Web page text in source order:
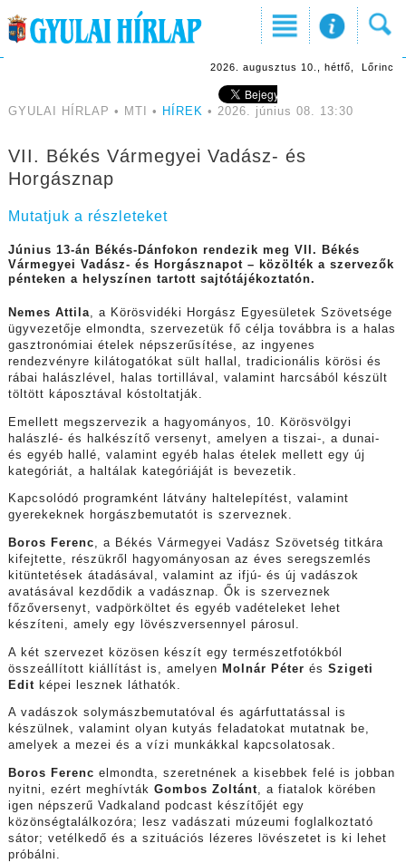
2026. augusztus 10., hétfő, Lőrinc
GYULAI HÍRLAP • MTI • HÍREK • 2026. június 08. 13:30
VII. Békés Vármegyei Vadász- és
Horgásznap
Mutatjuk a részleteket
Június 13-án Békés-Dánfokon rendezik meg VII. Békés
Vármegyei Vadász- és Horgásznapot – közölték a szervezők
pénteken a helyszínen tartott sajtótájékoztatón.
Nemes Attila, a Körösvidéki Horgász Egyesületek Szövetsége
ügyvezetője elmondta, szervezetük fő célja továbbra is a halas
gasztronómiai ételek népszerűsítése, az ingyenes
rendezvényre kilátogatókat sült hallal, tradicionális körösi és
rábai halászlével, halas tortillával, valamint harcsából készült
töltött káposztával kóstoltatják.
Emellett megszervezik a hagyományos, 10. Körösvölgyi
halászlé- és halkészítő versenyt, amelyen a tiszai-, a dunai-
és egyéb hallé, valamint egyéb halas ételek mellett egy új
kategóriát, a haltálak kategóriáját is bevezetik.
Kapcsolódó programként látvány haltelepítést, valamint
gyerekeknek horgászbemutatót is szerveznek.
Boros Ferenc, a Békés Vármegyei Vadász Szövetség titkára
kifejtette, részükről hagyományosan az éves seregszemlés
kitüntetések átadásával, valamint az ifjú- és új vadászok
avatásával kezdődik a vadásznap. Ők is szerveznek
főzőversenyt, vadpörköltet és egyéb vadételeket lehet
készíteni, amely egy lövészversennyel párosul.
A két szervezet közösen készít egy természetfotókból
összeállított kiállítást is, amelyen Molnár Péter és Szigeti
Edit képei lesznek láthatók.
A vadászok solymászbemutatóval és agárfuttatással is
készülnek, valamint olyan kutyás feladatokat mutatnak be,
amelyek a mezei és a vízi munkákkal kapcsolatosak.
Boros Ferenc elmondta, szeretnének a kisebbek felé is jobban
nyitni, ezért meghívták Gombos Zoltánt, a fiatalok körében
igen népszerű Vadkaland podcast készítőjét egy
közönségtalálkozóra; lesz vadászati múzeumi foglalkoztató
sátor; vetélkedő és a szituációs lézeres lövészetet is ki lehet
próbálni.